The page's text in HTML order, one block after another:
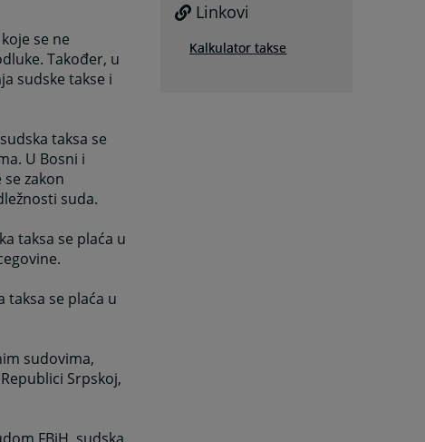
se ne
Također, u
sudske takse i
taksa se
U Bosni i
zakon
suda.
taksa se plaća u
se plaća u
sudovima,
Srpskoj,
Linkovi
Kalkulator takse